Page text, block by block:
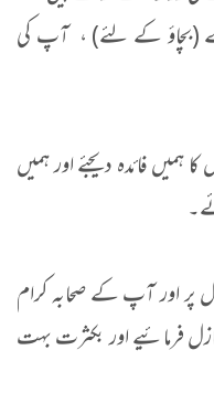
(بچاؤ کے لئے) ، آپ کی
فائدہ دیجئے اور ہمیں
اور آپ کے صحابہ کرام
فرمائیے اور بکثرت بہت